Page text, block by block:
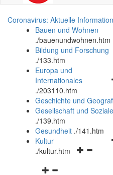
Coronavirus: Aktuelle
Bauen und Wohnen
./bauenundwohnen.htm
Bildung und Forschung
./133.htm
Europa und
Internationales
./203110.htm
Geschichte und
Gesellschaft und
./139.htm
Gesundheit ./141.htm
Kultur
./kultur.htm
Navigationsmenü